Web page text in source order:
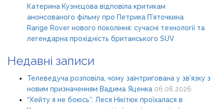
Катерина Кузнєцова відповіла критикам
анонсованого фільму про Петрика П’яточкина
Range Rover нового покоління: сучасні технології та
легендарна прохідність британського SUV
Недавні записи
Телеведуча розповіла, чому заінтригована у зв’язку з
новим призначенням Вадима Яценка 06.08.2026
“Хейту я не боюсь”: Леся Нікітюк проїхалася в